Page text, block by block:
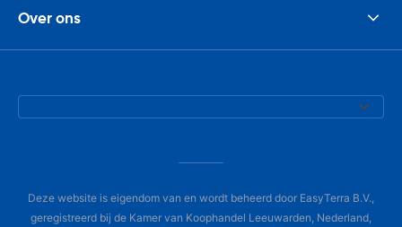
Over ons
Deze website is eigendom van en wordt beheerd door EasyTerra B.V.,
geregistreerd bij de Kamer van Koophandel Leeuwarden, Nederland,